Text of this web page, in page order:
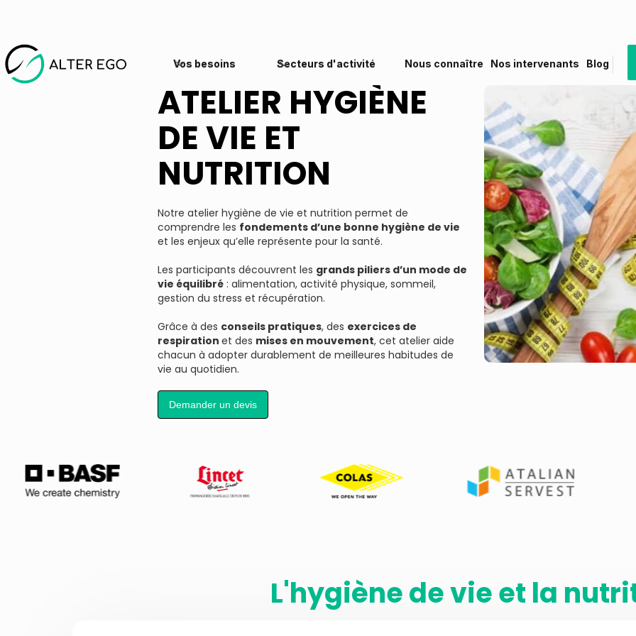
Vos besoins Secteurs d'activité Nous connaître Nos intervenants Blog
ATELIER HYGIÈNE
DE VIE ET
NUTRITION
Notre atelier hygiène de vie et nutrition permet de
comprendre les fondements d’une bonne hygiène de vie
et les enjeux qu’elle représente pour la santé.
Les participants découvrent les grands piliers d’un mode de
vie équilibré : alimentation, activité physique, sommeil,
gestion du stress et récupération.
Grâce à des conseils pratiques, des exercices de
respiration et des mises en mouvement, cet atelier aide
chacun à adopter durablement de meilleures habitudes de
vie au quotidien.
Demander un devis
L'hygiène de vie et la